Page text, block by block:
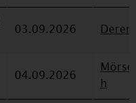
03.09.2026
04.09.2026
h